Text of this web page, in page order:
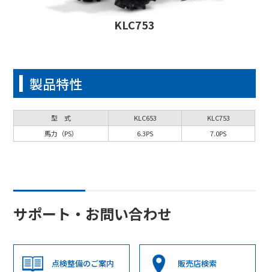
KLC753
製品特性
型 式 KLC653
KLC753
馬力（PS）
6.3PS 7.0PS
サポート・お問い合わせ
点検整備のご案内 販売店検索